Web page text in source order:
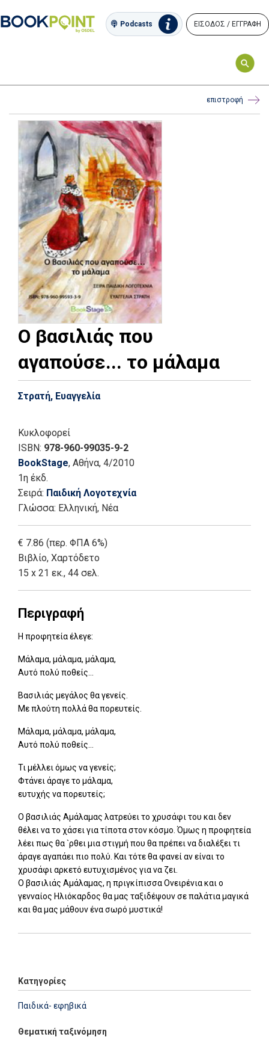
Podcasts ΕΙΣΟΔΟΣ / ΕΓΓΡΑΦΗ
επιστροφή
Ο βασιλιάς που
αγαπούσε... το μάλαμα
Στρατή, Ευαγγελία
Κυκλοφορεί
ISBN: 978-960-99035-9-2
BookStage, Αθήνα, 4/2010
1η έκδ.
Σειρά: Παιδική Λογοτεχνία
Γλώσσα: Ελληνική, Νέα
€ 7.86 (περ. ΦΠΑ 6%)
Βιβλίο, Χαρτόδετο
15 x 21 εκ., 44 σελ.
Περιγραφή
Η προφητεία έλεγε:
Μάλαμα, μάλαμα, μάλαμα,
Αυτό πολύ ποθείς...
Βασιλιάς μεγάλος θα γενείς.
Με πλούτη πολλά θα πορευτείς.
Μάλαμα, μάλαμα, μάλαμα,
Αυτό πολύ ποθείς...
Τι μέλλει όμως να γενείς;
Φτάνει άραγε το μάλαμα,
ευτυχής να πορευτείς;
Ο βασιλιάς Αμάλαμας λατρεύει το χρυσάφι του και δεν
θέλει να το χάσει για τίποτα στον κόσμο. Όμως η προφητεία
λέει πως θα `ρθει μια στιγμή που θα πρέπει να διαλέξει τι
άραγε αγαπάει πιο πολύ. Και τότε θα φανεί αν είναι το
χρυσάφι αρκετό ευτυχισμένος για να ζει.
Ο βασιλιάς Αμάλαμας, η πριγκίπισσα Ονειρένια και ο
γενναίος Ηλιόκαρδος θα μας ταξιδέψουν σε παλάτια μαγικά
και θα μας μάθουν ένα σωρό μυστικά!
Κατηγορίες
Παιδικά- εφηβικά
Θεματική ταξινόμηση